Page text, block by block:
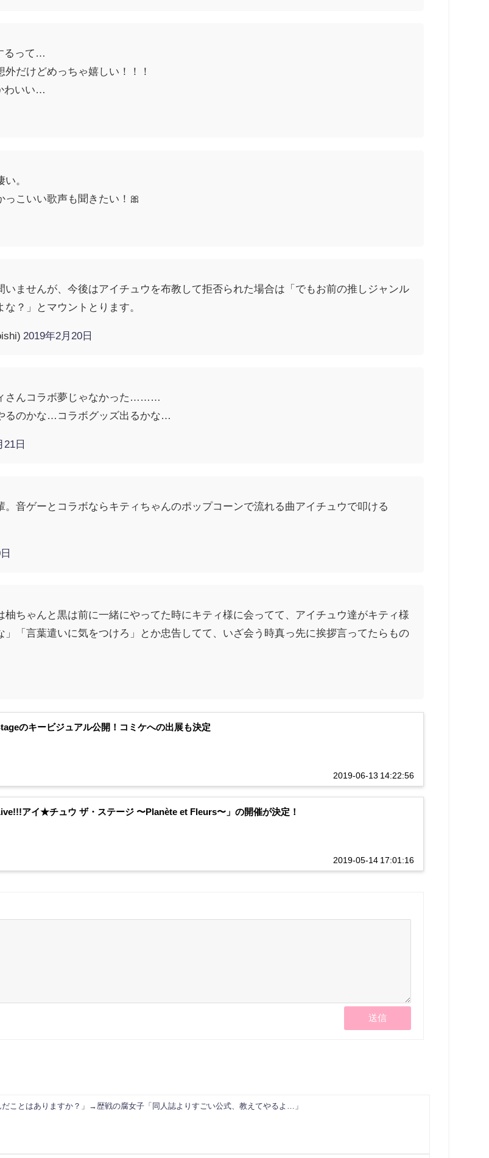
るって…
だけどめっちゃ嬉しい！！！
わいい…
。
こいい歌声も聞きたい！🎀
いませんが、今後はアイチュウを布教して拒否られた場合は「でもお前の推しジャンル
？」とマウントとります。
2019年2月20日
さんコラボ夢じゃなかった………
るのかな…コラボグッズ出るかな…
21日
音ゲーとコラボならキティちゃんのポップコーンで流れる曲アイチュウで叩ける
ちゃんと黒は前に一緒にやってた時にキティ様に会ってて、アイチュウ達がキティ様
」「言葉遣いに気をつけろ」とか忠告してて、いざ会う時真っ先に挨拶言ってたらもの
のキービジュアル公開！コミケへの出展も決定
2019-06-13 14:22:56
アイ★チュウ ザ・ステージ 〜Planète et Fleurs〜」の開催が決定！
2019-05-14 17:01:16
だことはありますか？」→歴戦の腐女子「同人誌よりすごい公式、教えてやるよ…」